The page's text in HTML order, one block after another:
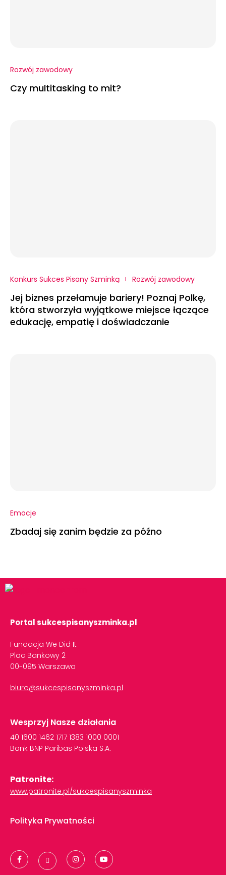
Rozwój zawodowy
Czy multitasking to mit?
Konkurs Sukces Pisany Szminką Rozwój zawodowy
Jej biznes przełamuje bariery! Poznaj Polkę,
która stworzyła wyjątkowe miejsce łączące
edukację, empatię i doświadczanie
Emocje
Zbadaj się zanim będzie za późno
Portal sukcespisanyszminka.pl
Fundacja We Did It
Plac Bankowy 2
00-095 Warszawa
biuro@sukcespisanyszminka.pl
Wesprzyj Nasze działania
40 1600 1462 1717 1383 1000 0001
Bank BNP Paribas Polska S.A.
Patronite:
www.patronite.pl/sukcespisanyszminka
Polityka Prywatności